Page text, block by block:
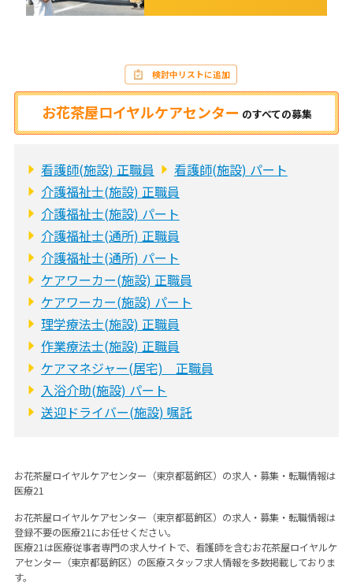
お花茶屋ロイヤルケアセンター のすべての募集
検討中リストに追加
看護師(施設) 正職員
看護師(施設) パート
介護福祉士(施設) 正職員
介護福祉士(施設) パート
介護福祉士(通所) 正職員
介護福祉士(通所) パート
ケアワーカー(施設) 正職員
ケアワーカー(施設) パート
理学療法士(施設) 正職員
作業療法士(施設) 正職員
ケアマネジャー(居宅) 正職員
入浴介助(施設) パート
送迎ドライバー(施設) 嘱託
お花茶屋ロイヤルケアセンター（東京都葛飾区）の求人・募集・転職情報は
医療21
お花茶屋ロイヤルケアセンター（東京都葛飾区）の求人・募集・転職情報は
登録不要の医療21にお任せください。
医療21は医療従事者専門の求人サイトで、看護師を含むお花茶屋ロイヤルケ
アセンター（東京都葛飾区）の医療スタッフ求人情報を多数掲載しておりま
す。